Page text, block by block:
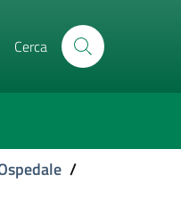
Cerca
/